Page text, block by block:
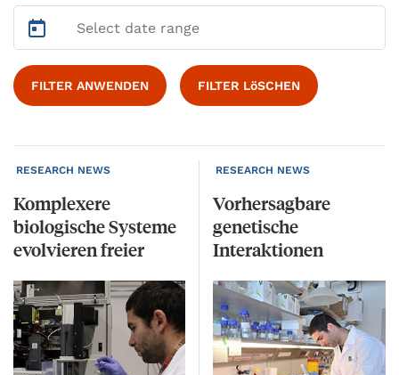
FILTER ANWENDEN FILTER LöSCHEN
RESEARCH NEWS
Komplexere
biologische Systeme
evolvieren freier
RESEARCH NEWS
Vorhersagbare
genetische
Interaktionen